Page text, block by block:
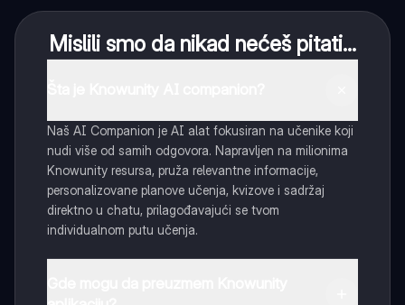
Mislili smo da nikad nećeš pitati...
Naš AI Companion je AI alat fokusiran na učenike koji
nudi više od samih odgovora. Napravljen na milionima
Knowunity resursa, pruža relevantne informacije,
personalizovane planove učenja, kvizove i sadržaj
direktno u chatu, prilagođavajući se tvom
individualnom putu učenja.